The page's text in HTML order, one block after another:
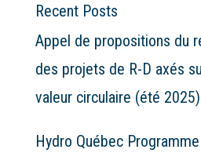
Recent Posts
Appel de propositions du
des projets de R-D axés
valeur circulaire (été 2025)
Hydro Québec